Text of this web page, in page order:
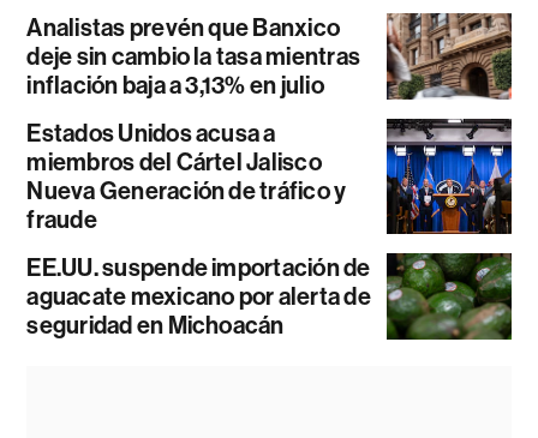
Analistas prevén que Banxico
deje sin cambio la tasa mientras
inflación baja a 3,13% en julio
Estados Unidos acusa a
miembros del Cártel Jalisco
Nueva Generación de tráfico y
fraude
EE.UU. suspende importación de
aguacate mexicano por alerta de
seguridad en Michoacán